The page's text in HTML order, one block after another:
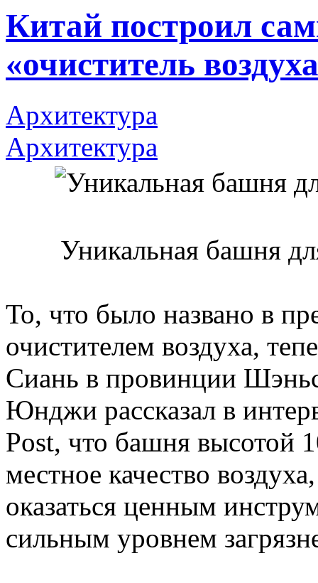
Китай построил
«очиститель
Архитектура
Архитектура
Уникальная башня
То, что было названо в
очистителем воздуха,
Сиань в провинции
Юнджи рассказал в
Post, что башня высотой
местное качество
оказаться ценным
сильным уровнем